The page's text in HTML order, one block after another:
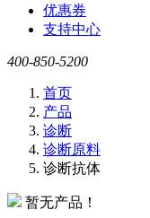
优惠券
支持中心
400-850-5200
首页
产品
诊断
诊断原料
诊断抗体
暂无产品！